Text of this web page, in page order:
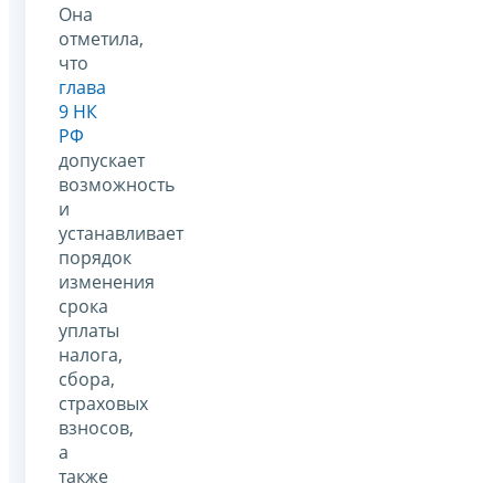
Она
отметила,
что
глава
9 НК
РФ
допускает
возможность
и
устанавливает
порядок
изменения
срока
уплаты
налога,
сбора,
страховых
взносов,
а
также